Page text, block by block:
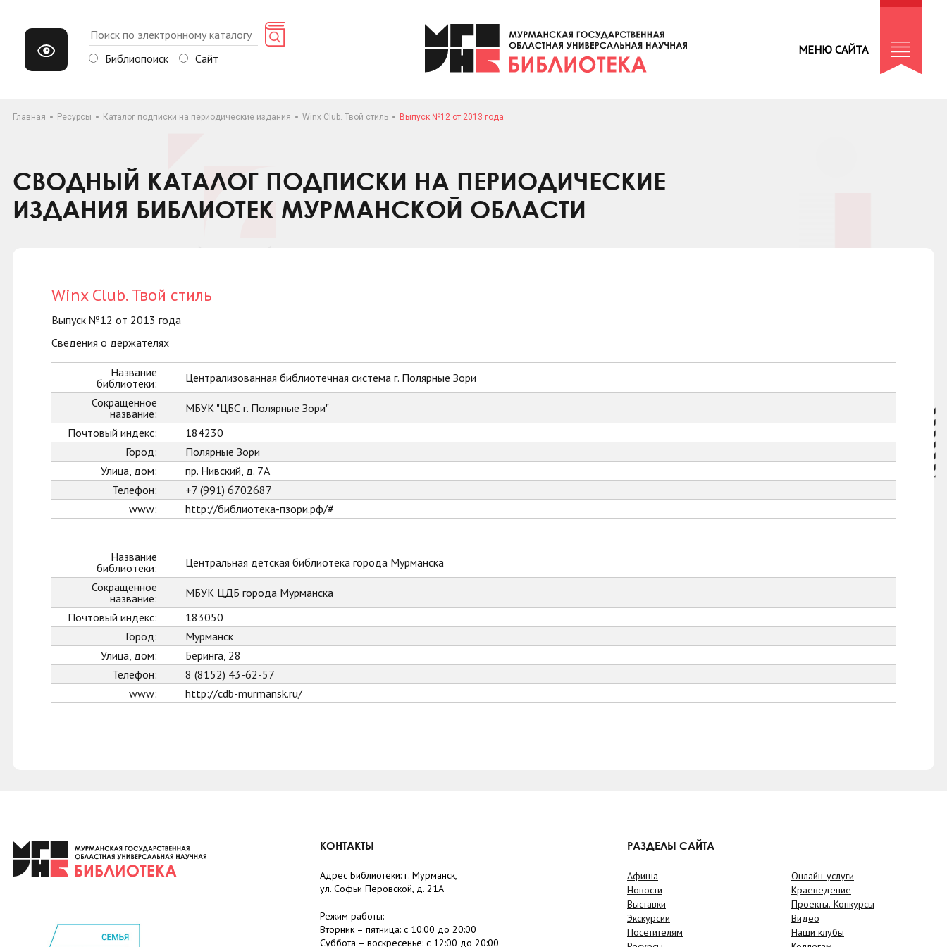
Библиопоиск Сайт
МЕНЮ САЙТА
Главная Ресурсы Каталог подписки на периодические издания Winx Club. Твой стиль Выпуск №12 от 2013 года
СВОДНЫЙ КАТАЛОГ ПОДПИСКИ НА ПЕРИОДИЧЕСКИЕ
ИЗДАНИЯ БИБЛИОТЕК МУРМАНСКОЙ ОБЛАСТИ
Winx Club. Твой стиль
Выпуск №12 от 2013 года
Сведения о держателях
Название
библиотеки:
Централизованная библиотечная система г. Полярные Зори
Сокращенное
название:
МБУК "ЦБС г. Полярные Зори"
Почтовый индекс:
184230
Город:
Полярные Зори
Улица, дом:
пр. Нивский, д. 7А
Телефон:
+7 (991) 6702687
www:
http://библиотека-пзори.рф/#
Название
библиотеки:
Центральная детская библиотека города Мурманска
Сокращенное
название:
МБУК ЦДБ города Мурманска
Почтовый индекс:
183050
Город:
Мурманск
Улица, дом:
Беринга, 28
Телефон:
8 (8152) 43-62-57
www:
http://cdb-murmansk.ru/
КОНТАКТЫ
Адрес Библиотеки: г. Мурманск,
ул. Софьи Перовской, д. 21А
Режим работы:
Вторник – пятница: с 10:00 до 20:00
Суббота – воскресенье: c 12:00 до 20:00
РАЗДЕЛЫ САЙТА
Афиша
Новости
Выставки
Экскурсии
Посетителям
Онлайн-услуги
Краеведение
Проекты. Конкурсы
Видео
Наши клубы